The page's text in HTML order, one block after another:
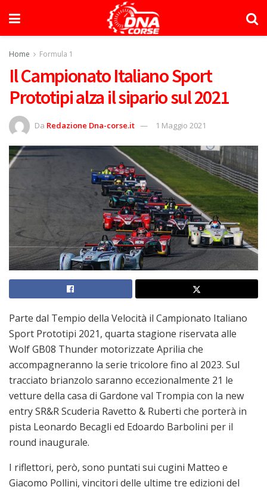
Home Formula 1
Il Campionato Italiano Sport
Prototipi alza il sipario sul 2021
Da Redazione Dna-corse.it 1 Maggio 2021
Parte dal Tempio della Velocità il Campionato Italiano
Sport Prototipi 2021, quarta stagione riservata alle
Wolf GB08 Thunder motorizzate Aprilia che
accompagneranno la serie tricolore fino al 2023. Sul
tracciato brianzolo saranno eccezionalmente 21 le
vetture della casa di Gardone val Trompia con la new
entry SR&R Scuderia Ravetto & Ruberti che porterà in
pista Leonardo Becagli ed Edoardo Barbolini per il
round inaugurale.
I riflettori, però, sono puntati sui cugini Matteo e
Giacomo Pollini, vincitori delle ultime tre edizioni del